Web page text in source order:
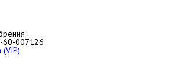
60-007126